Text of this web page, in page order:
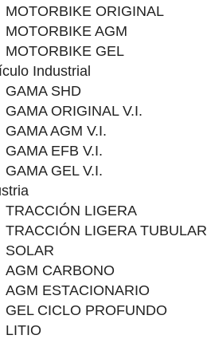
MOTORBIKE ORIGINAL
MOTORBIKE AGM
MOTORBIKE GEL
Industrial
GAMA SHD
GAMA ORIGINAL V.I.
GAMA AGM V.I.
GAMA EFB V.I.
GAMA GEL V.I.
TRACCIÓN LIGERA
TRACCIÓN LIGERA TUBULAR
SOLAR
AGM CARBONO
AGM ESTACIONARIO
GEL CICLO PROFUNDO
LITIO